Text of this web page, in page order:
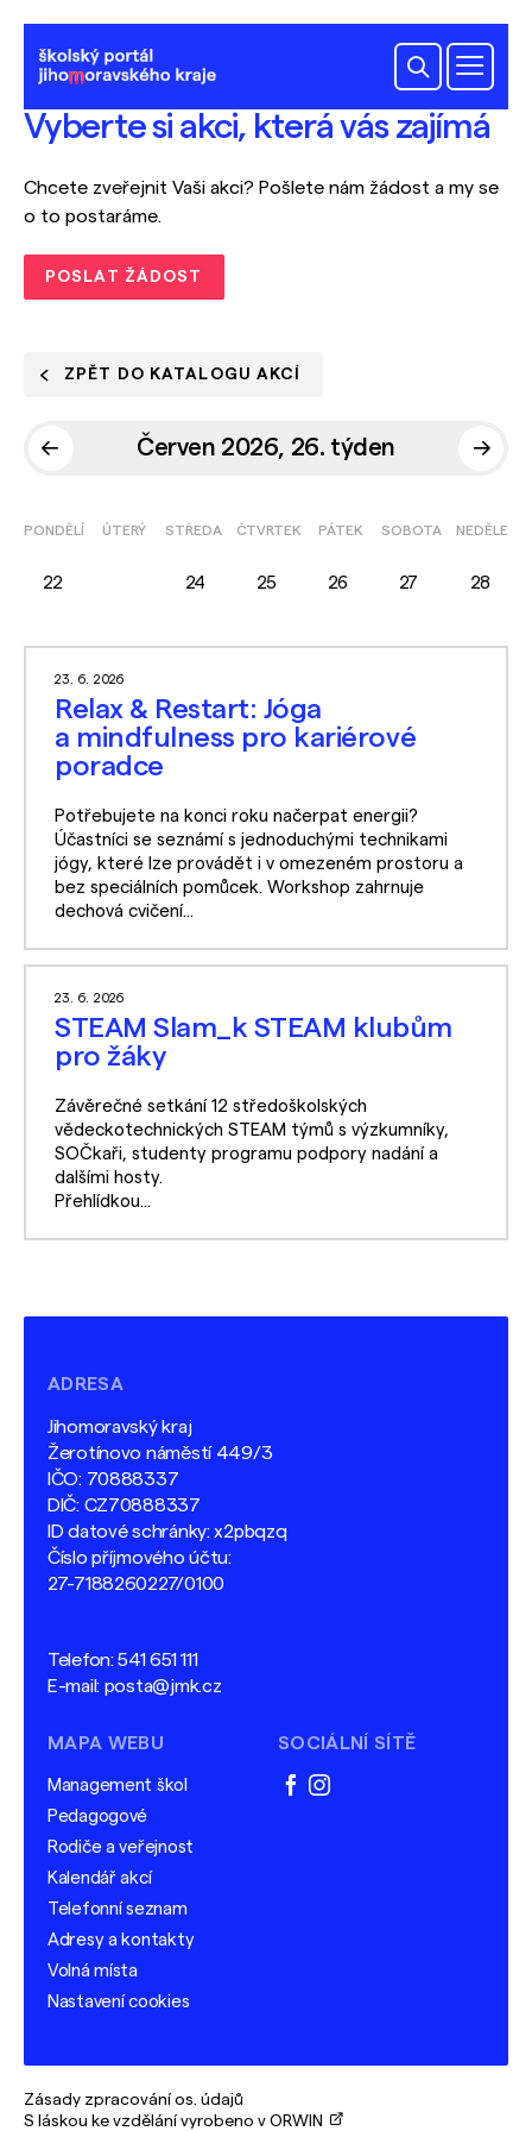
Vyberte si akci, která vás zajímá
Chcete zveřejnit Vaši akci? Pošlete nám žádost a my se
o to postaráme.
POSLAT ŽÁDOST
ZPĚT DO KATALOGU AKCÍ
Červen 2026, 26. týden
PONDĚLÍ ÚTERÝ STŘEDA ČTVRTEK PÁTEK SOBOTA NEDĚLE
22 24 25 26 27 28
23. 6. 2026
Relax & Restart: Jóga
a mindfulness pro kariérové
poradce
Potřebujete na konci roku načerpat energii?
Účastníci se seznámí s jednoduchými technikami
jógy, které lze provádět i v omezeném prostoru a
bez speciálních pomůcek. Workshop zahrnuje
dechová cvičení...
23. 6. 2026
STEAM Slam_k STEAM klubům
pro žáky
Závěrečné setkání 12 středoškolských
vědeckotechnických STEAM týmů s výzkumníky,
SOČkaři, studenty programu podpory nadání a
dalšími hosty.
Přehlídkou...
ADRESA
Jihomoravský kraj
Žerotínovo náměstí 449/3
IČO: 70888337
DIČ: CZ70888337
ID datové schránky: x2pbqzq
Číslo příjmového účtu:
27-7188260227/0100
Telefon:541 651 111
E-mail: posta@jmk.cz
MAPA WEBU
Management škol
Pedagogové
Rodiče a veřejnost
Kalendář akcí
Telefonní seznam
Adresy a kontakty
Volná místa
Nastavení cookies
SOCIÁLNÍ SÍTĚ
facebook
instagram
Zásady zpracování os. údajů
S láskou ke vzdělání vyrobeno v ORWIN